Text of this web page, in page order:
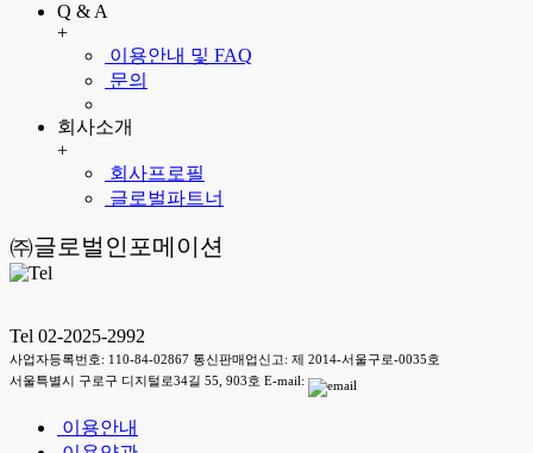
Q & A
+
이용안내 및 FAQ
문의
회사소개
+
회사프로필
글로벌파트너
㈜글로벌인포메이션
Tel 02-2025-2992
사업자등록번호: 110-84-02867 통신판매업신고: 제 2014-서울구로-0035호
서울특별시 구로구 디지털로34길 55, 903호 E-mail:
이용안내